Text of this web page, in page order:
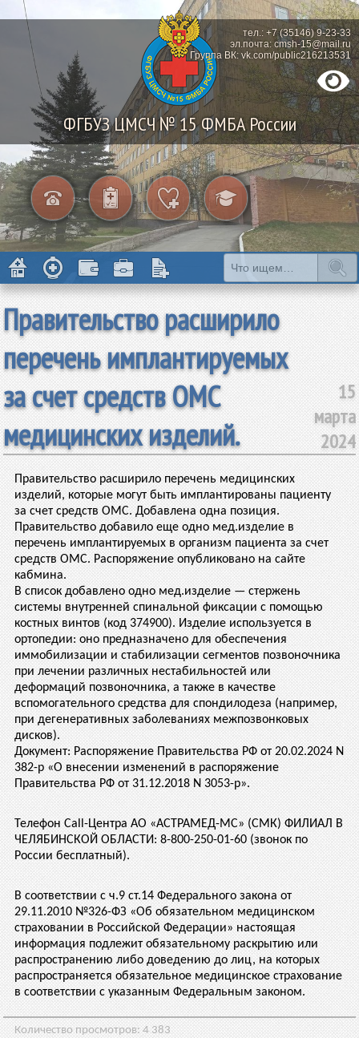
ФГБУЗ ЦМСЧ № 15 ФМБА России
тел.: +7 (35146) 9-23-33
эл.почта: cmsh-15@mail.ru
Группа ВК: vk.com/public216213531
Правительство расширило
перечень имплантируемых
за счет средств ОМС
медицинских изделий.
15
марта
2024
Правительство расширило перечень медицинских
изделий, которые могут быть имплантированы пациенту
за счет средств ОМС. Добавлена одна позиция.
Правительство добавило еще одно мед.изделие в
перечень имплантируемых в организм пациента за счет
средств ОМС. Распоряжение опубликовано на сайте
кабмина.
В список добавлено одно мед.изделие — стержень
системы внутренней спинальной фиксации с помощью
костных винтов (код 374900). Изделие используется в
ортопедии: оно предназначено для обеспечения
иммобилизации и стабилизации сегментов позвоночника
при лечении различных нестабильностей или
деформаций позвоночника, а также в качестве
вспомогательного средства для спондилодеза (например,
при дегенеративных заболеваниях межпозвонковых
дисков).
Документ: Распоряжение Правительства РФ от 20.02.2024 N
382-р «О внесении изменений в распоряжение
Правительства РФ от 31.12.2018 N 3053-р».
Телефон Call-Центра АО «АСТРАМЕД-МС» (СМК) ФИЛИАЛ В
ЧЕЛЯБИНСКОЙ ОБЛАСТИ: 8-800-250-01-60 (звонок по
России бесплатный).
В соответствии с ч.9 ст.14 Федерального закона от
29.11.2010 №326-ФЗ «Об обязательном медицинском
страховании в Российской Федерации» настоящая
информация подлежит обязательному раскрытию или
распространению либо доведению до лиц, на которых
распространяется обязательное медицинское страхование
в соответствии с указанным Федеральным законом.
Количество просмотров: 4 383